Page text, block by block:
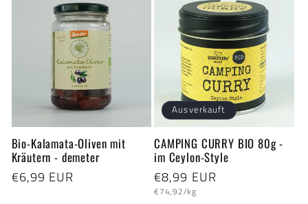
Bio-Kalamata-Oliven mit
Kräutern - demeter
Normaler
€6,99 EUR
Ausverkauft
CAMPING CURRY BIO 80g -
im Ceylon-Style
Normaler
Preis
€8,99 EUR
Grundpreis
€74,92/kg